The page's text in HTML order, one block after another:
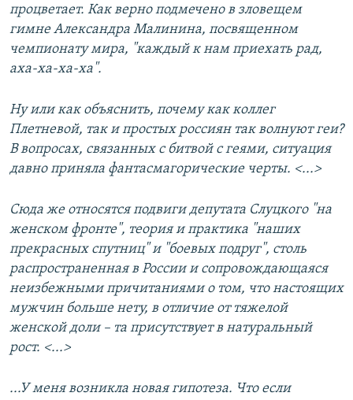
процветает. Как верно подмечено в зловещем
гимне Александра Малинина, посвященном
чемпионату мира, "каждый к нам приехать рад,
аха-ха-ха-ха".
Ну или как объяснить, почему как коллег
Плетневой, так и простых россиян так волнуют геи?
В вопросах, связанных с битвой с геями, ситуация
давно приняла фантасмагорические черты. <...>
Сюда же относятся подвиги депутата Слуцкого "на
женском фронте", теория и практика "наших
прекрасных спутниц" и "боевых подруг", столь
распространенная в России и сопровождающаяся
неизбежными причитаниями о том, что настоящих
мужчин больше нету, в отличие от тяжелой
женской доли – та присутствует в натуральный
рост. <...>
...У меня возникла новая гипотеза. Что если